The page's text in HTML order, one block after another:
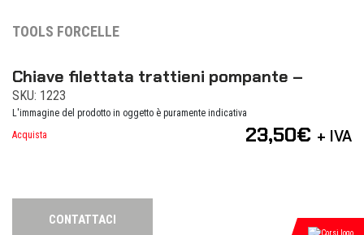
TOOLS FORCELLE
Chiave filettata trattieni pompante –
SKU: 1223
L'immagine del prodotto in oggetto è puramente indicativa
Acquista
23,50€ + IVA
CONTATTACI